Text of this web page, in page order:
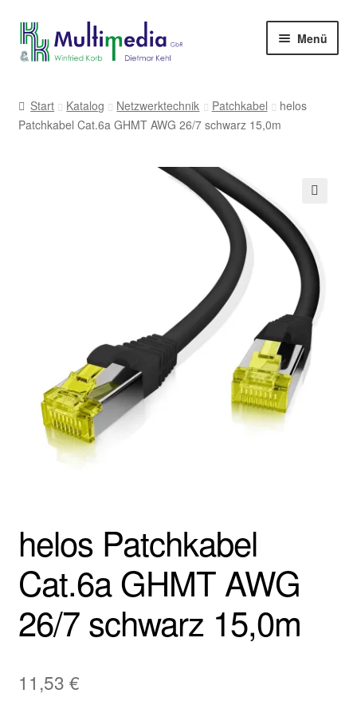
Zur
Navigation
Zum
Inhalt
Menü
Start Katalog Netzwerktechnik Patchkabel
helos
Patchkabel Cat.6a GHMT AWG 26/7 schwarz 15,0m
helos Patchkabel
Cat.6a GHMT AWG
26/7 schwarz 15,0m
11,53 €